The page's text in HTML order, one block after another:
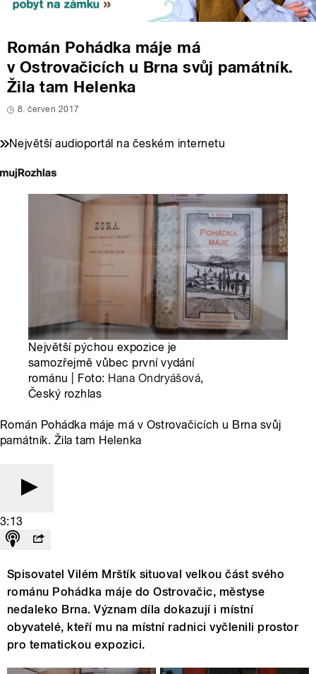
Román Pohádka máje má
v Ostrovačicích u Brna svůj památník.
Žila tam Helenka
8. červen 2017
Největší audioportál na českém internetu
Největší pýchou expozice je
samozřejmě vůbec první vydání
románu | Foto: Hana Ondryášová,
Český rozhlas
Román Pohádka máje má v Ostrovačicích u Brna svůj
památník. Žila tam Helenka
3:13
Spisovatel Vilém Mrštík situoval velkou část svého
románu Pohádka máje do Ostrovačic, městyse
nedaleko Brna. Význam díla dokazují i místní
obyvatelé, kteří mu na místní radnici vyčlenili prostor
pro tematickou expozici.